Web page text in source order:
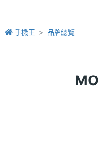
手機王 品牌總覽